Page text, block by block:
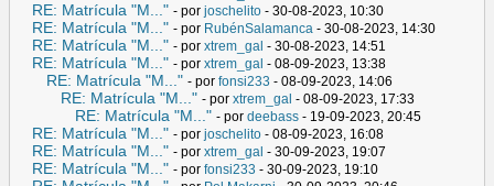
RE: Matrícula "M..." - por joschelito - 30-08-2023, 10:30
RE: Matrícula "M..." - por RubénSalamanca - 30-08-2023, 14:30
RE: Matrícula "M..." - por xtrem_gal - 30-08-2023, 14:51
RE: Matrícula "M..." - por xtrem_gal - 08-09-2023, 13:38
RE: Matrícula "M..." - por fonsi233 - 08-09-2023, 14:06
RE: Matrícula "M..." - por xtrem_gal - 08-09-2023, 17:33
RE: Matrícula "M..." - por deebass - 19-09-2023, 20:45
RE: Matrícula "M..." - por joschelito - 08-09-2023, 16:08
RE: Matrícula "M..." - por xtrem_gal - 30-09-2023, 19:07
RE: Matrícula "M..." - por fonsi233 - 30-09-2023, 19:10